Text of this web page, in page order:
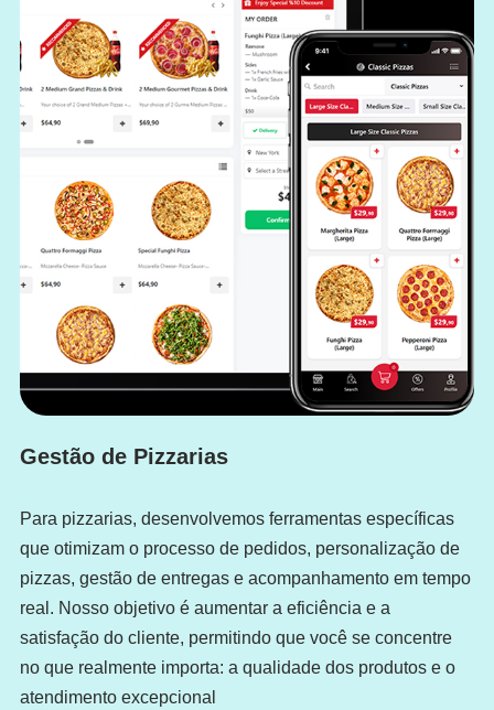
Gestão de Pizzarias
Para pizzarias, desenvolvemos ferramentas específicas
que otimizam o processo de pedidos, personalização de
pizzas, gestão de entregas e acompanhamento em tempo
real. Nosso objetivo é aumentar a eficiência e a
satisfação do cliente, permitindo que você se concentre
no que realmente importa: a qualidade dos produtos e o
atendimento excepcional